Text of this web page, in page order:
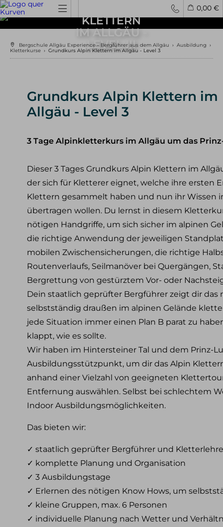
0,00 €
Spontantouren Privattouren Tourenfinder
3000er Hochtouren
leichte Hochtouren
mittelschwere Hochtouren
schwere Hochtouren
Klettern / Bergsteigen
Bergsteigen im Allgäu
Klettern in den Alpen
Kletterreisen
Klettersteige
Klettersteig Tagestouren
Klettersteig Mehrtagestouren
Wandern
Wandern im Allgäu
Wandern in den Alpen
Schneeschuh Touren im Allgäu
Ausbildung
Kletterkurse
Klettersteigkurse
Tiefschneekurse
Skitourenkurse
Eiskletterkurse
Skitouren Mehrtagestouren im Allgäu
Skitouren & Skihochtouren in den Alpen
Skitourenreisen
Freeriden / Heliski
Freeriden / Tiefschnee im Allgäu
KLETTERN
IM ALLGÄU -
LEVEL III
Bergschule Allgäu Experience - Bergführer aus dem Allgäu › Ausbildung
›
Kletterkurse › Grundkurs Alpin Klettern im Allgäu - Level 3
Grundkurs Alpin Klettern im
Allgäu - Level 3
3 Tage Alpinkletterkurs im Allgäu um das
Dieser 3 Tages Grundkurs Alpin Klettern im
der sich für Kletterer eignet, welche ihre ersten
Klettern gesammelt haben und nun ihr Wissen
übertragen wollen. Du lernst in diesem
nötigen Handgriffe, um sich sicher im alpinen
die richtige Anwendung der jeweiligen
mobilen Zwischensicherungen, die richtige
Routenverlaufs, Seilmanöver bei Quergängen,
Bergrettung von gestürztem Vor- oder
Dein staatlich geprüfter Bergführer zeigt dir das
selbstständig draußen im alpinen Gelände
jede Situation immer einen Plan B parat zu
klappt, wie es sollte.
Wir haben im Hintersteiner Tal und dem Prinz-
Ausbildungsstützpunkt, um dir das Alpin
anhand einer Vielzahl von geeigneten
Entfernung auswählen. Selbst bei schlechtem
Indoor Ausbildungsmöglichkeiten.
Das bieten wir:
✓ staatlich geprüfter Bergführer und
✓ komplette Planung und Organisation
✓ 3 Ausbildungstage
✓ Erlernen des nötigen Know Hows, um
✓ kleine Gruppen, max. 6 Personen
✓ individuelle Planung nach Wetter und